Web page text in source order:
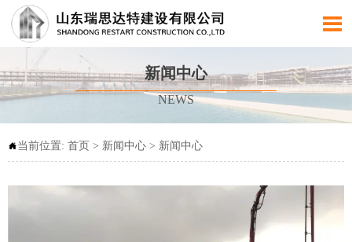

新闻中心
NEWS
当前位置: 首页 > 新闻中心 > 新闻中心